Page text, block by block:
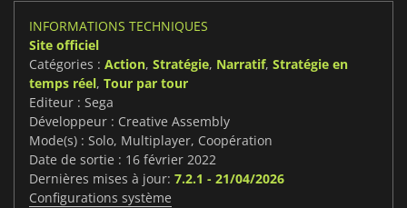
INFORMATIONS TECHNIQUES
Site officiel
Catégories : Action, Stratégie, Narratif, Stratégie en
temps réel, Tour par tour
Editeur : Sega
Développeur : Creative Assembly
Mode(s) : Solo, Multiplayer, Coopération
Date de sortie : 16 février 2022
Dernières mises à jour: 7.2.1 - 21/04/2026
Configurations système